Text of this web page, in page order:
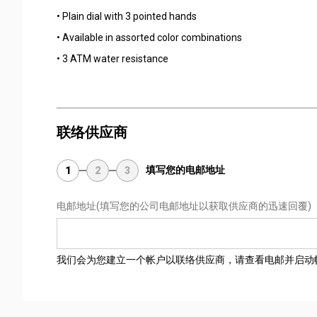
• Plain dial with 3 pointed hands
• Available in assorted color combinations
• 3 ATM water resistance
联络供应商
1 2 3 填写您的电邮地址
电邮地址(填写您的公司电邮地址以获取供应商的迅速回覆)
我们会为您建立一个帐户以联络供应商，请查看电邮并启动